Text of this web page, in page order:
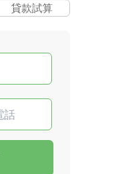
貸款試算